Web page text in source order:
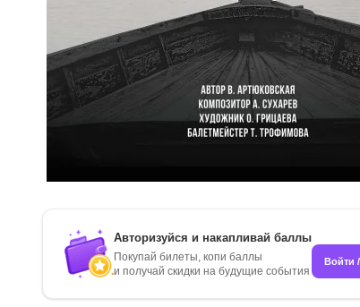
Авторизуйся и накапливай баллы
Покупай билеты, копи баллы
и получай скидки на будущие события
Войти